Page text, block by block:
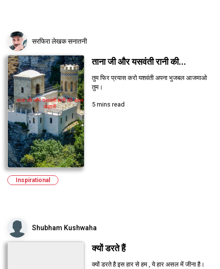
सरफिरा लेखक सनातनी
ताना जी और यसवंती रानी की...
तुम फिर प्रयास करो यशवंती अपना भुजबल आजमाओ
तुम।
5 mins read
Inspirational
Shubham Kushwaha
क्यों डरते हैं
क्यों डरते है इस हार से हम , ये हार असल में जीना है।